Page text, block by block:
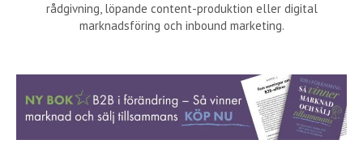
rådgivning, löpande content-produktion eller digital
marknadsföring och inbound marketing.